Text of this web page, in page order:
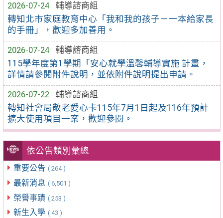
2026-07-24
輔導諮商組
轉知北市家庭教育中心「我和我的孩子－一本給家長
的手冊」，歡迎多加善用。
2026-07-24
輔導諮商組
115學年度第1學期「安心就學溫馨輔導實施 計畫，
詳情請參閱附件說明，並依附件說明提出申請。
2026-07-22
輔導諮商組
轉知社會局敬老愛心卡115年7月1日起及116年預計
擴大使用項目一案，歡迎參閱。
依公告類別彙總
重要公告 ( 264 )
最新消息 ( 6,501 )
榮譽事蹟 ( 253 )
新生入學 ( 43 )